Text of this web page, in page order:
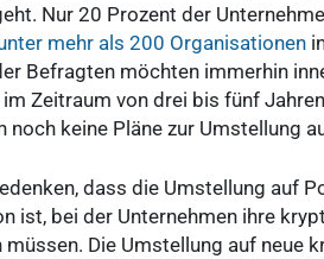
Nur 20 Prozent der
mehr als 200 Organisationen
Befragten möchten immerhin
Zeitraum von drei bis fünf
noch keine Pläne zur Umstellung
dass die Umstellung auf
ist, bei der Unternehmen ihre
Die Umstellung auf